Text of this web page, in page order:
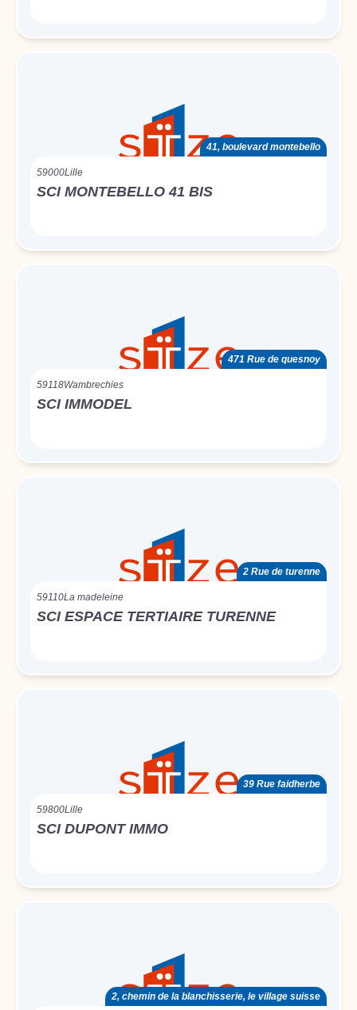
41, boulevard montebello
59000Lille
SCI MONTEBELLO 41 BIS
471 Rue de quesnoy
59118Wambrechies
SCI IMMODEL
2 Rue de turenne
59110La madeleine
SCI ESPACE TERTIAIRE TURENNE
39 Rue faidherbe
59800Lille
SCI DUPONT IMMO
2, chemin de la blanchisserie, le village suisse